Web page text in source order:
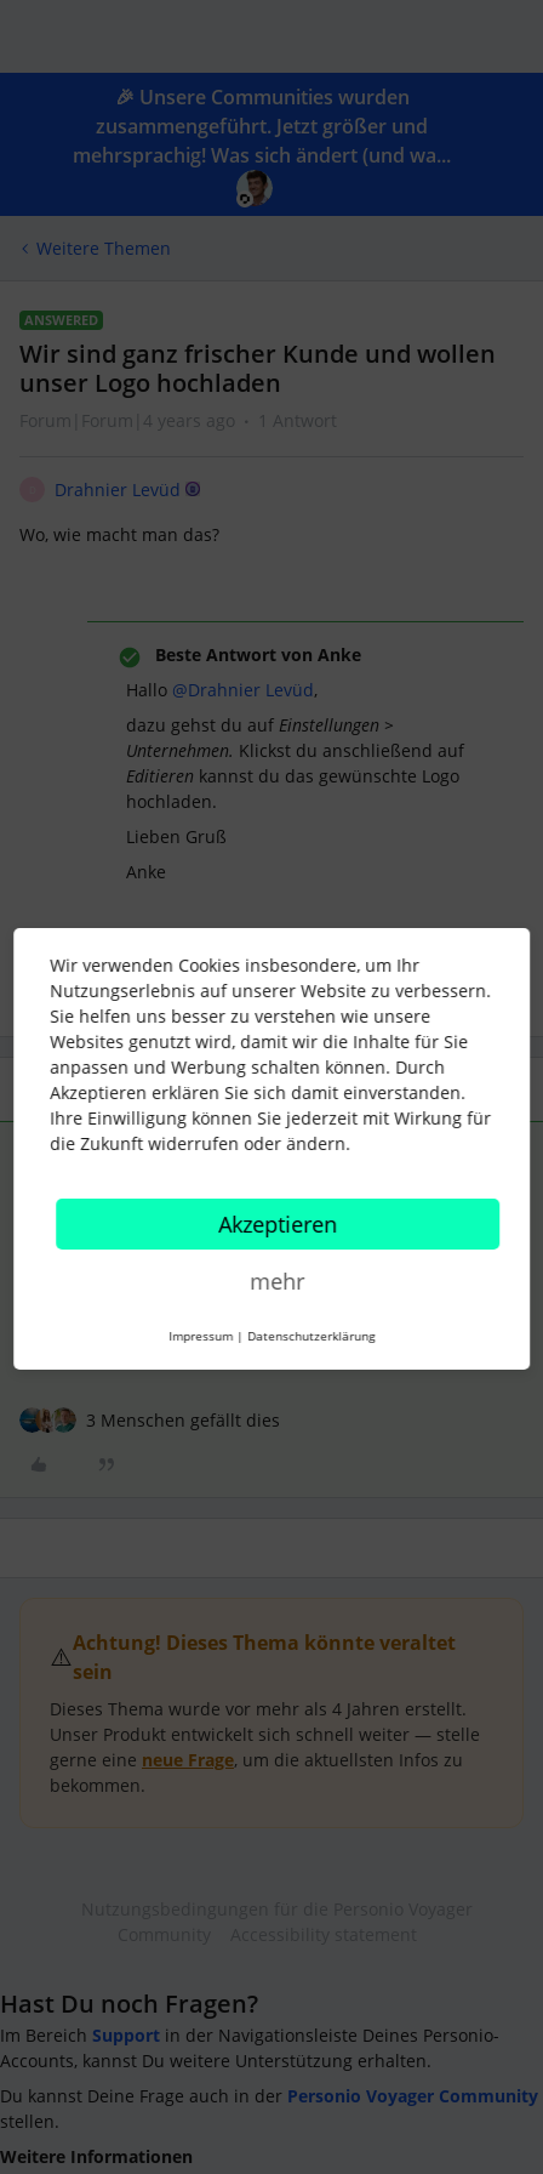
🎉 Unsere Communities wurden
zusammengeführt. Jetzt größer und
mehrsprachig! Was sich ändert (und wa...
Weitere Themen
ANSWERED
Wir sind ganz frischer Kunde und wollen
unser Logo hochladen
Forum|Forum|4 years ago 1 Antwort
Drahnier Levüd
Wo, wie macht man das?
Beste Antwort von Anke
Hallo @Drahnier Levüd,
dazu gehst du auf Einstellungen >
Unternehmen. Klickst du anschließend auf
Editieren kannst du das gewünschte Logo
hochladen.
Lieben Gruß
Anke
1 Antwort
Anke ANTWORT Forum|Forum|4 years ago
Hallo@Drahnier Levüd,
Einstellungen > Unternehmen.
3 Menschen gefällt dies
⚠️Achtung! Dieses Thema könnte veraltet
sein
Dieses Thema wurde vor mehr als 4 Jahren erstellt.
Unser Produkt entwickelt sich schnell weiter — stelle
gerne eine neue Frage, um die aktuellsten Infos zu
bekommen.
Hast Du noch Fragen?
Im Bereich Support in der Navigationsleiste Deines Personio-
Accounts, kannst Du weitere Unterstützung erhalten.
Du kannst Deine Frage auch in der Personio Voyager Community
stellen.
Weitere Informationen
Wir verwenden Cookies insbesondere, um Ihr
Nutzungserlebnis auf unserer Website zu verbessern.
Sie helfen uns besser zu verstehen wie unsere
Websites genutzt wird, damit wir die Inhalte für Sie
anpassen und Werbung schalten können. Durch
Akzeptieren erklären Sie sich damit einverstanden.
Ihre Einwilligung können Sie jederzeit mit Wirkung für
die Zukunft widerrufen oder ändern.
Akzeptieren
mehr
Impressum | Datenschutzerklärung